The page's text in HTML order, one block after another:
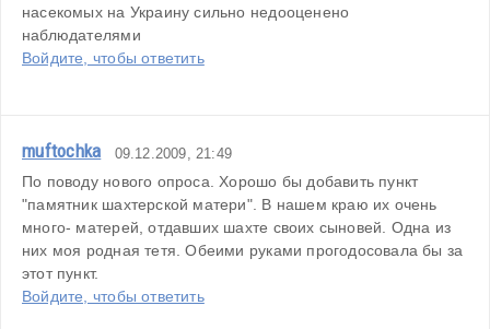
насекомых на Украину сильно недооценено
наблюдателями
Войдите, чтобы ответить
muftochka 09.12.2009, 21:49
По поводу нового опроса. Хорошо бы добавить пункт
"памятник шахтерской матери". В нашем краю их очень
много- матерей, отдавших шахте своих сыновей. Одна из
них моя родная тетя. Обеими руками прогодосовала бы за
этот пункт.
Войдите, чтобы ответить